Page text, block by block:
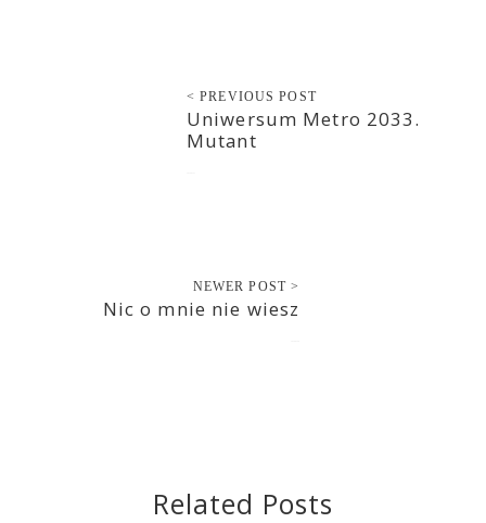
< PREVIOUS POST
Uniwersum Metro 2033.
Mutant
NEWER POST >
Nic o mnie nie wiesz
Related Posts